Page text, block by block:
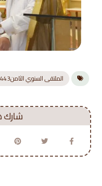
الملتقى السنوي الثامن1443هـ